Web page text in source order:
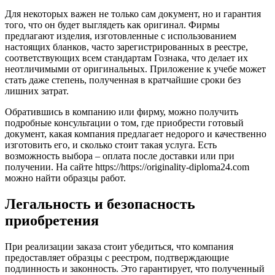
Для некоторых важен не только сам документ, но и гарантия
того, что он будет выглядеть как оригинал. Фирмы
предлагают изделия, изготовленные с использованием
настоящих бланков, часто зарегистрированных в реестре,
соответствующих всем стандартам Гознака, что делает их
неотличимыми от оригинальных. Приложение к учебе может
стать даже степень, полученная в кратчайшие сроки без
лишних затрат.
Обратившись в компанию или фирму, можно получить
подробные консультации о том, где приобрести готовый
документ, какая компания предлагает недорого и качественно
изготовить его, и сколько стоит такая услуга. Есть
возможность выбора – оплата после доставки или при
получении. На сайте https://https://originality-diploma24.com
можно найти образцы работ.
Легальность и безопасность
приобретения
При реализации заказа стоит убедиться, что компания
предоставляет образцы с реестром, подтверждающие
подлинность и законность. Это гарантирует, что полученный